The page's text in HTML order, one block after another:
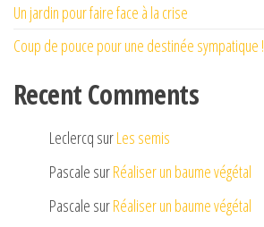
Un jardin pour faire face à la crise
Coup de pouce pour une destinée sympatique !
Recent Comments
Leclercq surLes semis
Pascale surRéaliser un baume végétal
Pascale surRéaliser un baume végétal